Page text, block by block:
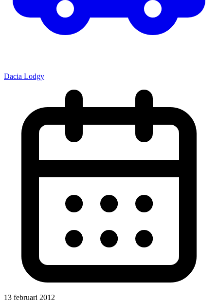
Dacia Lodgy
13 februari 2012